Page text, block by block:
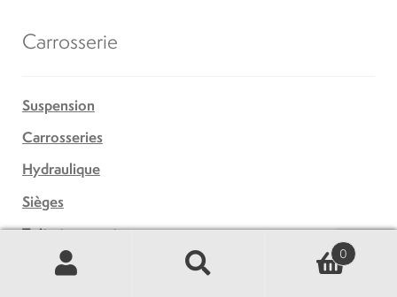
Carrosserie
Suspension
Carrosseries
Hydraulique
Sièges
Toit et support
Recherche
Recherche
0